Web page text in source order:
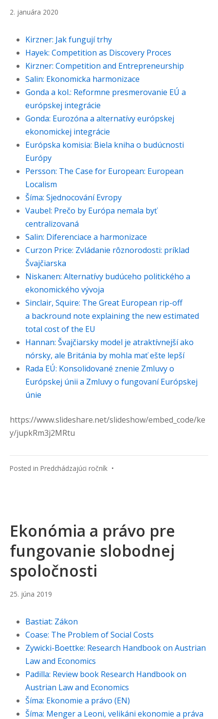
2. januára 2020
Kirzner: Jak fungují trhy
Hayek: Competition as Discovery Proces
Kirzner: Competition and Entrepreneurship
Salin: Ekonomicka harmonizace
Gonda a kol.: Reformne presmerovanie EÚ a
európskej integrácie
Gonda: Eurozóna a alternatívy európskej
ekonomickej integrácie
Európska komisia: Biela kniha o budúcnosti
Európy
Persson: The Case for European: European
Localism
Šíma: Sjednocování Evropy
Vaubel: Prečo by Európa nemala byť
centralizovaná
Salin: Diferenciace a harmonizace
Curzon Price: Zvládanie rôznorodosti: príklad
Švajčiarska
Niskanen: Alternatívy budúceho politického a
ekonomického vývoja
Sinclair, Squire: The Great European rip-off
a backround note explaining the new estimated
total cost of the EU
Hannan: Švajčiarsky model je atraktívnejší ako
nórsky, ale Británia by mohla mať ešte lepší
Rada EÚ: Konsolidované znenie Zmluvy o
Európskej únii a Zmluvy o fungovaní Európskej
únie
https://www.slideshare.net/slideshow/embed_code/ke
y/jupkRm3j2MRtu
Posted in Predchádzajúci ročník •
Ekonómia a právo pre
fungovanie slobodnej
spoločnosti
25. júna 2019
Bastiat: Zákon
Coase: The Problem of Social Costs
Zywicki-Boettke: Research Handbook on Austrian
Law and Economics
Padilla: Review book Research Handbook on
Austrian Law and Economics
Šíma: Ekonomie a právo (EN)
Šíma: Menger a Leoni, velikáni ekonomie a práva